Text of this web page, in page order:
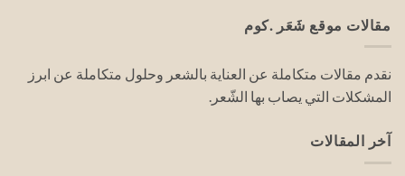
مقالات موقع شَعَر .كوم
نقدم مقالات متكاملة عن العناية بالشعر وحلول متكاملة عن ابرز
المشكلات التي يصاب بها الشّعر.
آخر المقالات